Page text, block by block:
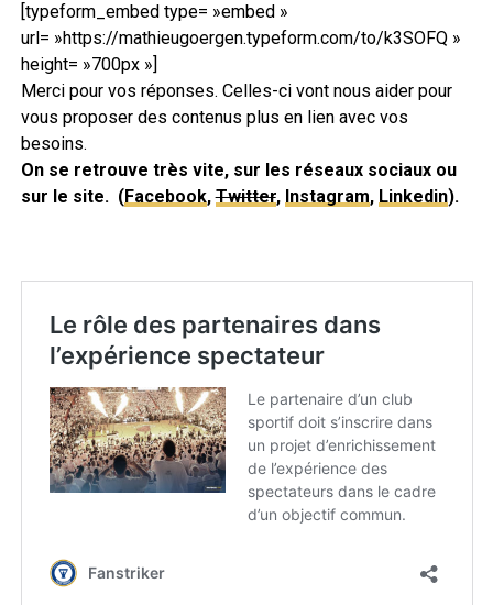
[typeform_embed type= »embed »
url= »https://mathieugoergen.typeform.com/to/k3SOFQ »
height= »700px »]
Merci pour vos réponses. Celles-ci vont nous aider pour
vous proposer des contenus plus en lien avec vos
besoins.
On se retrouve très vite, sur les réseaux sociaux ou
sur le site. (Facebook,Twitter, Instagram, Linkedin).